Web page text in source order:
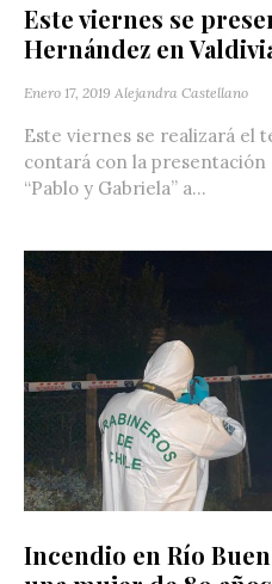
Este viernes se
Hernández en
Enero 17, 2019 Alejandra Castellano
Este viernes se realizará el
contará con la
“Pablo y Gabriela” a...
Incendio en Río